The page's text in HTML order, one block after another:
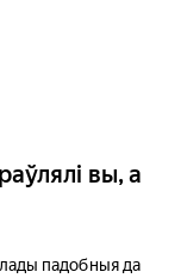
вы, а
падобныя да